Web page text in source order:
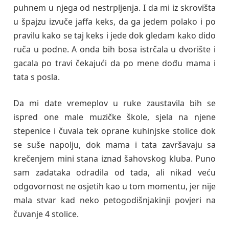
puhnem u njega od nestrpljenja. I da mi iz skrovišta
u špajzu izvuče jaffa keks, da ga jedem polako i po
pravilu kako se taj keks i jede dok gledam kako dido
ruča u podne. A onda bih bosa istrčala u dvorište i
gacala po travi čekajući da po mene dođu mama i
tata s posla.
Da mi date vremeplov u ruke zaustavila bih se
ispred one male muzičke škole, sjela na njene
stepenice i čuvala tek oprane kuhinjske stolice dok
se suše napolju, dok mama i tata završavaju sa
krečenjem mini stana iznad šahovskog kluba. Puno
sam zadataka odradila od tada, ali nikad veću
odgovornost ne osjetih kao u tom momentu, jer nije
mala stvar kad neko petogodišnjakinji povjeri na
čuvanje 4 stolice.